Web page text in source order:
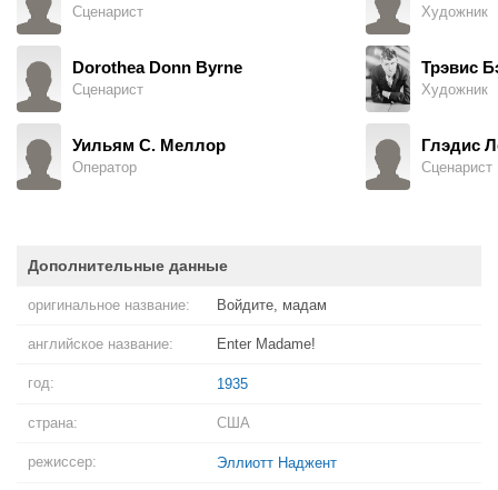
Сценарист
Dorothea Donn Byrne
Сценарист
Уильям С. Меллор
Оператор
Художник
Трэвис
Художник
Глэдис
Сценарист
Дополнительные данные
оригинальное название: Войдите, мадам
английское название: Enter Madame!
год: 1935
страна: США
режиссер: Эллиотт Наджент